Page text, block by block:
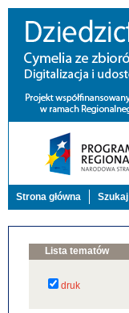
Strona główna Szukaj
Lista tematów
druk